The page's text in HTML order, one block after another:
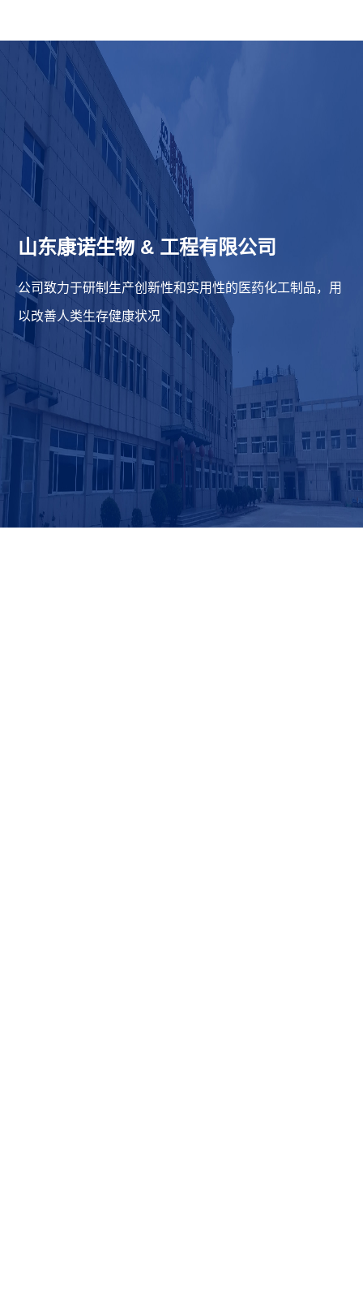
山东康诺生物 &工程有限公司
公司致力于研制生产创新性和实用性的医药化工制品，用
以改善人类生存健康状况